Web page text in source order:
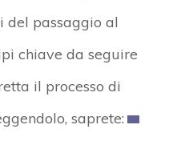
passaggio al
chiave da seguire
il processo di
saprete: